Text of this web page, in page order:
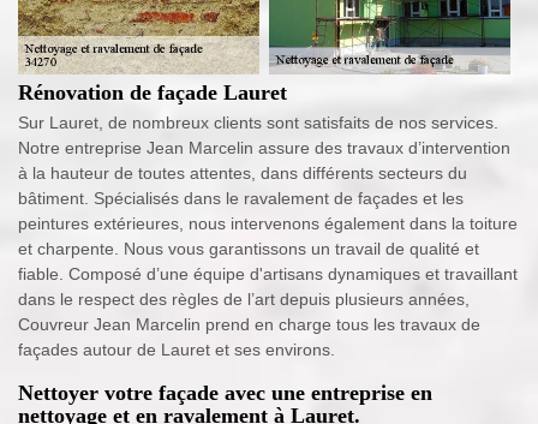
Rénovation de façade Lauret
Sur Lauret, de nombreux clients sont satisfaits de nos services.
Notre entreprise Jean Marcelin assure des travaux d’intervention
à la hauteur de toutes attentes, dans différents secteurs du
bâtiment. Spécialisés dans le ravalement de façades et les
peintures extérieures, nous intervenons également dans la toiture
et charpente. Nous vous garantissons un travail de qualité et
fiable. Composé d’une équipe d'artisans dynamiques et travaillant
dans le respect des règles de l’art depuis plusieurs années,
Couvreur Jean Marcelin prend en charge tous les travaux de
façades autour de Lauret et ses environs.
Nettoyer votre façade avec une entreprise en
nettoyage et en ravalement à Lauret.